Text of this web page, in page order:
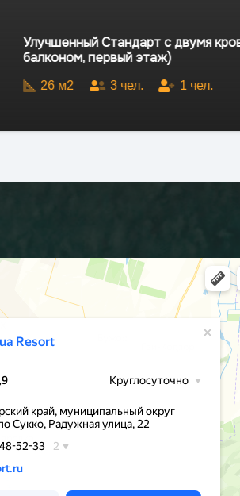
двумя кроватями SUTWIN PROMO (с
1чел.